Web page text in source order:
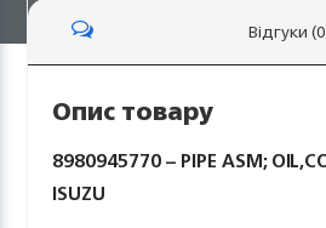
Відгуки
Опис товару
8980945770 – PIPE ASM;
ISUZU